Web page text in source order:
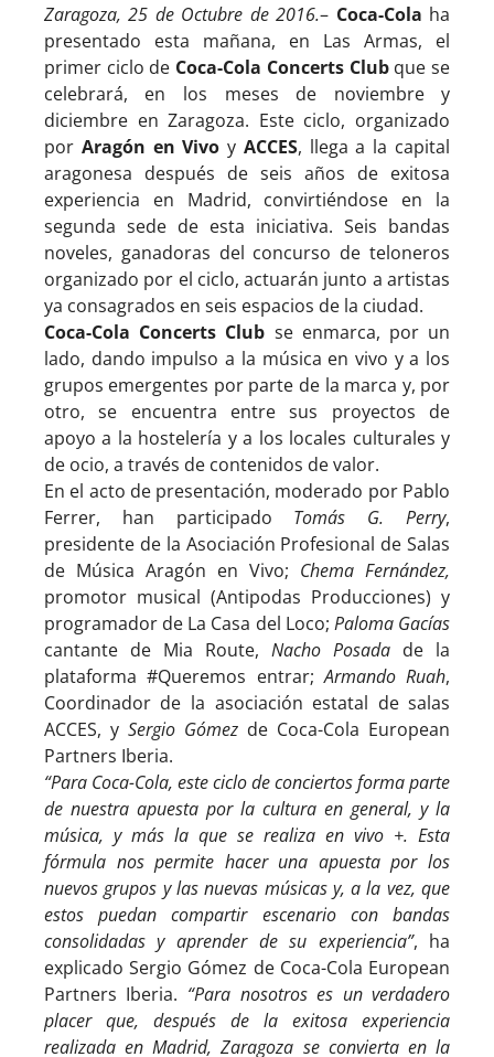
Zaragoza, 25 de Octubre de 2016.– Coca-Cola ha
presentado esta mañana, en Las Armas, el
primer ciclo de Coca-Cola Concerts Clubque se
celebrará, en los meses de noviembre y
diciembre en Zaragoza. Este ciclo, organizado
por Aragón en Vivo y ACCES, llega a la capital
aragonesa después de seis años de exitosa
experiencia en Madrid, convirtiéndose en la
segunda sede de esta iniciativa. Seis bandas
noveles, ganadoras del concurso de teloneros
organizado por el ciclo, actuarán junto a artistas
ya consagrados en seis espacios de la ciudad.
Coca-Cola Concerts Club se enmarca, por un
lado, dando impulso a la música en vivo y a los
grupos emergentes por parte de la marca y, por
otro, se encuentra entre sus proyectos de
apoyo a la hostelería y a los locales culturales y
de ocio, a través de contenidos de valor.
En el acto de presentación, moderado por Pablo
Ferrer, han participado Tomás G. Perry,
presidente de la Asociación Profesional de Salas
de Música Aragón en Vivo; Chema Fernández,
promotor musical (Antipodas Producciones) y
programador de La Casa del Loco; Paloma Gacías
cantante de Mia Route,Nacho Posada de la
plataforma #Queremos entrar;Armando Ruah,
Coordinador de la asociación estatal de salas
ACCES, y Sergio Gómez de Coca-Cola European
Partners Iberia.
“Para Coca-Cola, este ciclo de conciertos forma parte
de nuestra apuesta por la cultura en general, y la
música, y más la que se realiza en vivo +. Esta
fórmula nos permite hacer una apuesta por los
nuevos grupos y las nuevas músicas y, a la vez, que
estos puedan compartir escenario con bandas
consolidadas y aprender de su experiencia”, ha
explicado Sergio Gómez de Coca-Cola European
Partners Iberia. “Para nosotros es un verdadero
placer que, después de la exitosa experiencia
realizada en Madrid, Zaragoza se convierta en la